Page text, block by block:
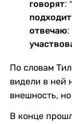
говорят:
отвечаю:
По словам
видели в ней
внешность,
В конце